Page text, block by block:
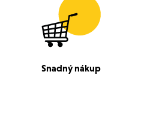
Snadný nákup